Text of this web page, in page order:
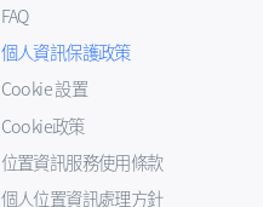
FAQ
個人資訊保護政策
Cookie 設置
Cookie政策
位置資訊服務使用條款
個人位置資訊處理方針